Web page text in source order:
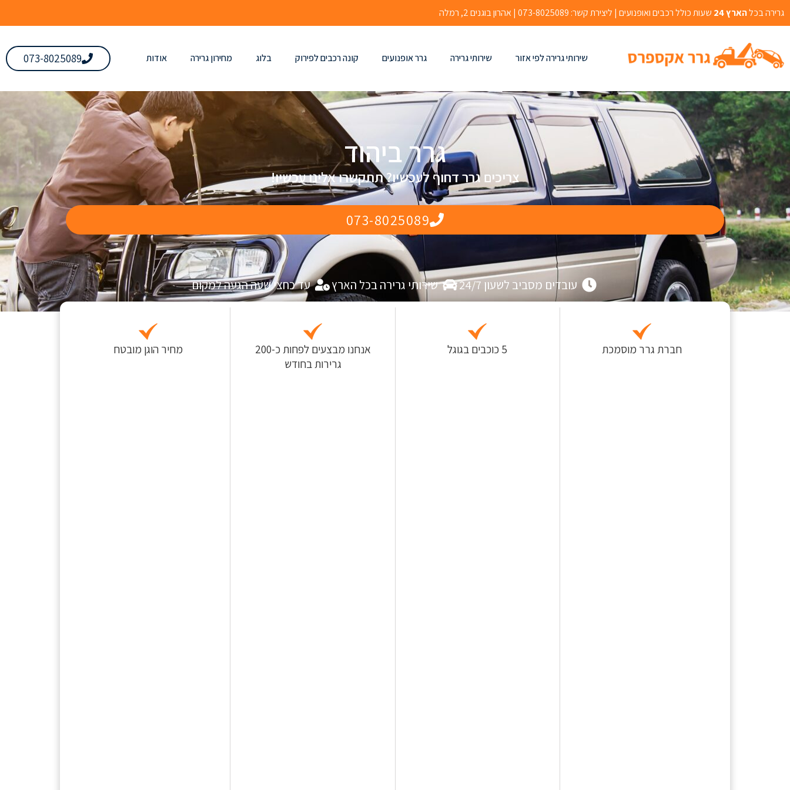
גרירה בכלהארץ 24 שעות כולל רכבים ואופנועים | ליצירת קשר: 073-8025089 | אהרון בוגנים 2, רמלה
שירותי גרירה לפי אזור שירותי גרירה גרר אופנועים קונה רכבים לפירוק בלוג מחירון גרירה אודות 073-8025089
גרר ביהוד
עובדים מסביב לשעון 24/7 שירותי גרירה בכל הארץ עד כחצי שעה הגעה למקום
צריכים גרר דחוף לעכשיו? תתקשרו אלינו עכשיו!
073-8025089
מחיר הוגן מובטח
אנחנו מבצעים לפחות כ-200
גרירות בחודש
5 כוכבים בגוגל חברת גרר מוסמכת